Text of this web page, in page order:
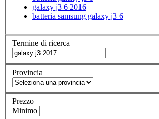
galaxy j3 6 2016
batteria samsung galaxy j3 6
Termine di ricerca
Provincia
Prezzo
Minimo